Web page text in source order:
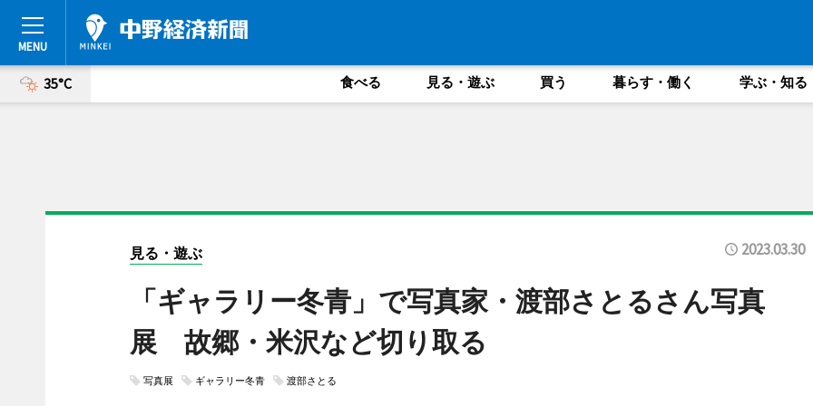
35°C 食べる 見る・遊ぶ 買う 暮らす・働く 学ぶ・知る
見る・遊ぶ 2023.03.30
「ギャラリー冬青」で写真家・渡部さとるさん写真
展 故郷・米沢など切り取る
写真展 ギャラリー冬青 渡部さとる